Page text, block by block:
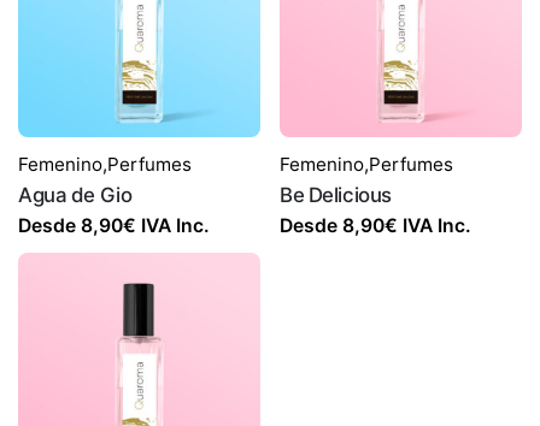
Femenino,Perfumes
Agua de Gio
Desde 8,90€ IVA Inc.
Femenino,Perfumes
Be Delicious
Desde 8,90€ IVA Inc.